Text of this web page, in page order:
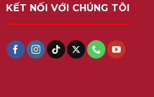
KẾT NỐI VỚI CHÚNG TÔI